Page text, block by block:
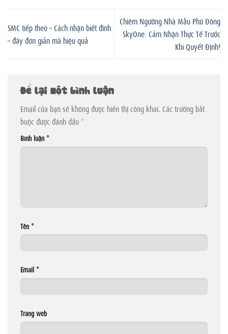
SMC tiếp theo – Cách nhận biết đỉnh
– đáy đơn giản mà hiệu quả
Chiêm Ngưỡng Nhà Mẫu Phú Đông
SkyOne: Cảm Nhận Thực Tế Trước
Khi Quyết Định!
Để lại một bình luận
Email của bạn sẽ không được hiển thị công khai. Các trường bắt
buộc được đánh dấu *
Bình luận *
Tên *
Email *
Trang web